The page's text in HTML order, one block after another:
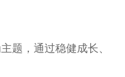
题，通过稳健成长、